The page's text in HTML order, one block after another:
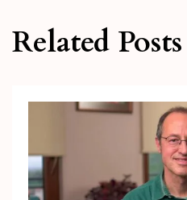
Related Posts